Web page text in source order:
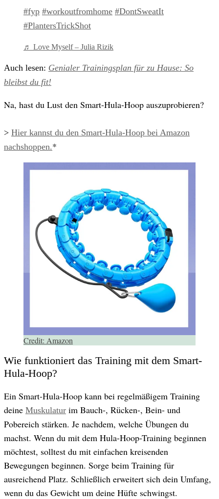
#fyp #workoutfromhome #DontSweatIt
#PlantersTrickShot
♬ Love Myself – Julia Rizik
Auch lesen: Genialer Trainingsplan für zu Hause: So
bleibst du fit!
Na, hast du Lust den Smart-Hula-Hoop auszuprobieren?
> Hier kannst du den Smart-Hula-Hoop bei Amazon
nachshoppen.*
Credit: Amazon
Wie funktioniert das Training mit dem Smart-
Hula-Hoop?
Ein Smart-Hula-Hoop kann bei regelmäßigem Training
deine Muskulatur im Bauch-, Rücken-, Bein- und
Pobereich stärken. Je nachdem, welche Übungen du
machst. Wenn du mit dem Hula-Hoop-Training beginnen
möchtest, solltest du mit einfachen kreisenden
Bewegungen beginnen. Sorge beim Training für
ausreichend Platz. Schließlich erweitert sich dein Umfang,
wenn du das Gewicht um deine Hüfte schwingst.